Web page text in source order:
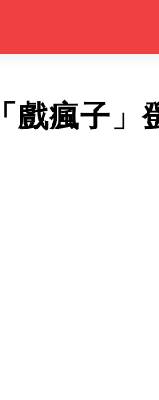
戲瘋子」